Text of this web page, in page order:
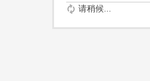
请稍候...